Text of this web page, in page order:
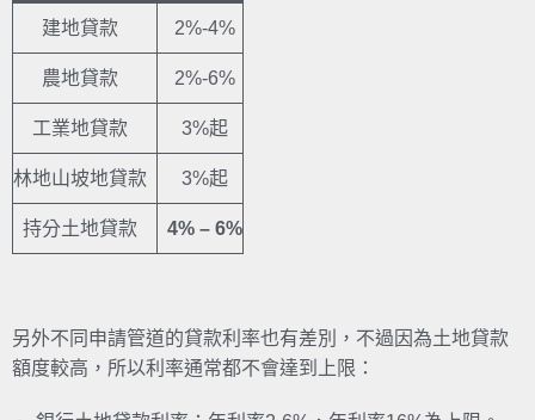
建地貸款 2%-4%
農地貸款 2%-6%
工業地貸款 3%起
林地山坡地貸款 3%起
持分土地貸款 4% – 6%
另外不同申請管道的貸款利率也有差別，不過因為土地貸款
額度較高，所以利率通常都不會達到上限：